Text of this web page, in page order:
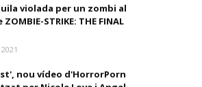
violada per un zombi al
STRIKE: THE FINAL
nou vídeo d'HorrorPorn